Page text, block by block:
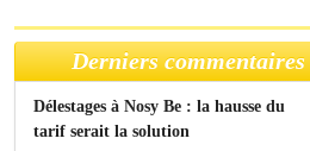
Derniers commentaires
Délestages à Nosy Be : la hausse du
tarif serait la solution